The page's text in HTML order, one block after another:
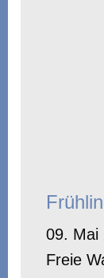
09. Mai
Freie